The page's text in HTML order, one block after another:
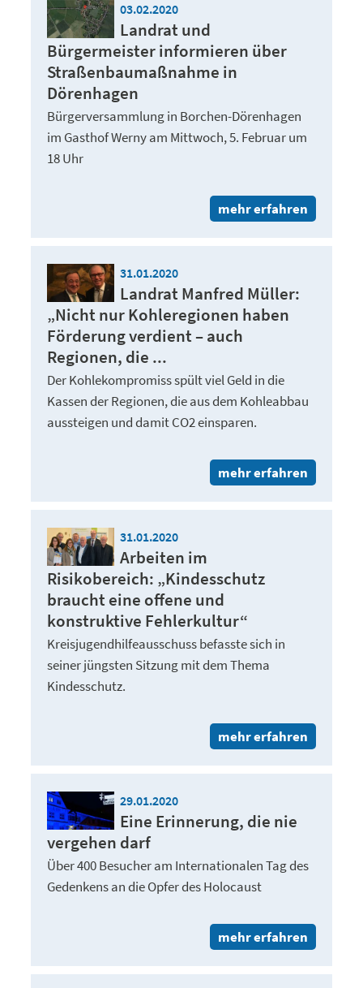
03.02.2020
Landrat und
Bürgermeister informieren über
Straßenbaumaßnahme in
Dörenhagen
Bürgerversammlung in Borchen-Dörenhagen
im Gasthof Werny am Mittwoch, 5. Februar um
18 Uhr
mehr erfahren
31.01.2020
Landrat Manfred Müller:
„Nicht nur Kohleregionen haben
Förderung verdient – auch
Regionen, die ...
Der Kohlekompromiss spült viel Geld in die
Kassen der Regionen, die aus dem Kohleabbau
aussteigen und damit CO2 einsparen.
mehr erfahren
31.01.2020
Arbeiten im
Risikobereich: „Kindesschutz
braucht eine offene und
konstruktive Fehlerkultur“
Kreisjugendhilfeausschuss befasste sich in
seiner jüngsten Sitzung mit dem Thema
Kindesschutz.
mehr erfahren
29.01.2020
Eine Erinnerung, die nie
vergehen darf
Über 400 Besucher am Internationalen Tag des
Gedenkens an die Opfer des Holocaust
mehr erfahren